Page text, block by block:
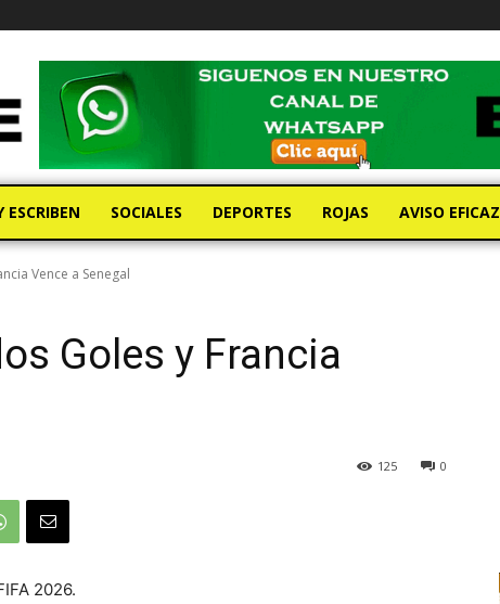
ESCRIBEN SOCIALES DEPORTES ROJAS AVISO EFICAZ
Vence a Senegal
Goles y Francia
0
125
2026.